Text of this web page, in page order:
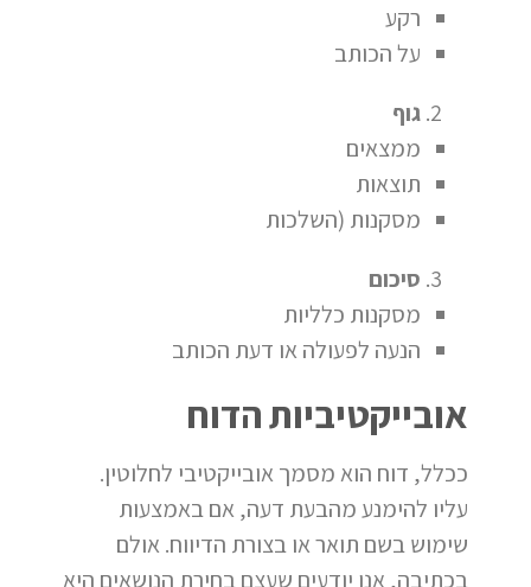
רקע
על הכותב
גוף
ממצאים
תוצאות
מסקנות (השלכות
סיכום
מסקנות כלליות
הנעה לפעולה או דעת הכותב
אובייקטיביות הדוח
ככלל, דוח הוא מסמך אובייקטיבי לחלוטין.
עליו להימנע מהבעת דעה, אם באמצעות
שימוש בשם תואר או בצורת הדיווח. אולם
בכתיבה, אנו יודעים שעצם בחירת הנושאים היא